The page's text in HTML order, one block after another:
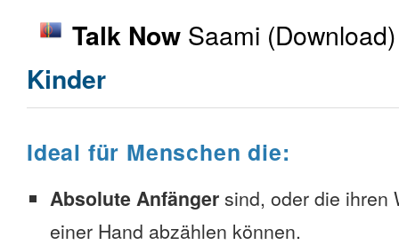
Talk Now Saami
Kinder
Ideal für Menschen die:
Absolute Anfänger sind, oder die ihren
einer Hand abzählen können.